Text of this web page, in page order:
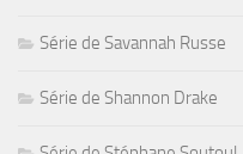
Série de Savannah Russe
Série de Shannon Drake